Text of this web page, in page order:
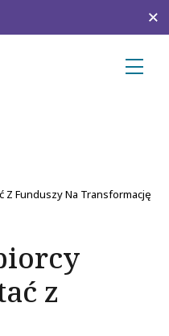
Nowe
Z Funduszy Na Transformację
z